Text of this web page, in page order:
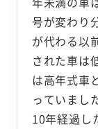
号が変わり
が代わる以
された車は
は高年式車
っていまし
10年経過し